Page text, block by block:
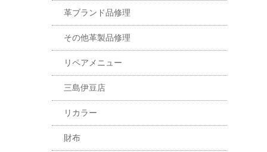
革ブランド品修理
その他革製品修理
リペアメニュー
三島伊豆店
リカラー
財布